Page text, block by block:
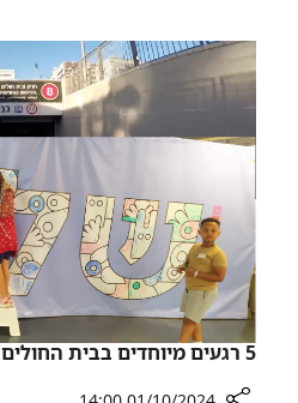
שבלעה
בטיפול
נמרץ
ילדים
אחרי
שבלעה
ג'ל
5 רגעים מיוחדים בבית החולים התת-קרקעי ברמב"ם